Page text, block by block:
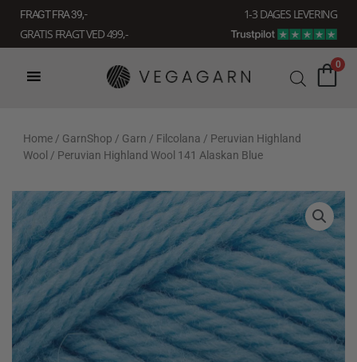
indholdet
FRAGT FRA 39, -
1-3 DAGES LEVERING
GRATIS FRAGT VED 499,-
0
Home / GarnShop / Garn / Filcolana / Peruvian Highland
Wool / Peruvian Highland Wool 141 Alaskan Blue